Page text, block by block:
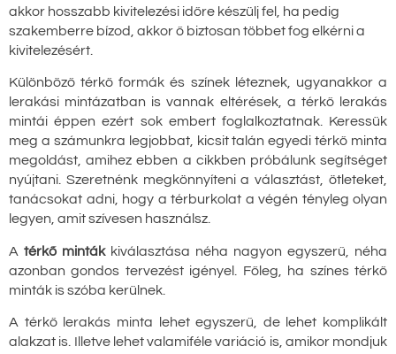
akkor hosszabb kivitelezési időre készülj fel, ha pedig
szakemberre bízod, akkor ő biztosan többet fog elkérni a
kivitelezésért.
Különböző térkő formák és színek léteznek, ugyanakkor a
lerakási mintázatban is vannak eltérések, a térkő lerakás
mintái éppen ezért sok embert foglalkoztatnak. Keressük
meg a számunkra legjobbat, kicsit talán egyedi térkő minta
megoldást, amihez ebben a cikkben próbálunk segítséget
nyújtani. Szeretnénk megkönnyíteni a választást, ötleteket,
tanácsokat adni, hogy a térburkolat a végén tényleg olyan
legyen, amit szívesen használsz.
A térkő mintákkiválasztása néha nagyon egyszerű, néha
azonban gondos tervezést igényel. Főleg, ha színes térkő
minták is szóba kerülnek.
A térkő lerakás minta lehet egyszerű, de lehet komplikált
alakzat is. Illetve lehet valamiféle variáció is, amikor mondjuk